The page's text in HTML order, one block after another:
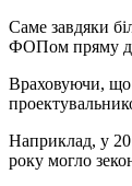
Саме завдяки
ФОПом пряму
Враховуючи, що
Наприклад, у
року могло